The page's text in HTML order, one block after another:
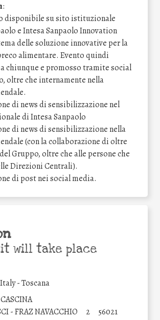
:
disponibile su sito istituzionale
e Intesa Sanpaolo Innovation
delle soluzione innovative per la
alimentare. Evento quindi
chiunque e promosso tramite social
oltre che internamente nella
di news di sensibilizzazione nel
di Intesa Sanpaolo
di news di sensibilizzazione nella
(con la collaborazione di oltre
Gruppo, oltre che alle persone che
Direzioni Centrali).
di post nei social media.
it will take place
Italy - Toscana
CASCINA
- FRAZ NAVACCHIO
2 56021